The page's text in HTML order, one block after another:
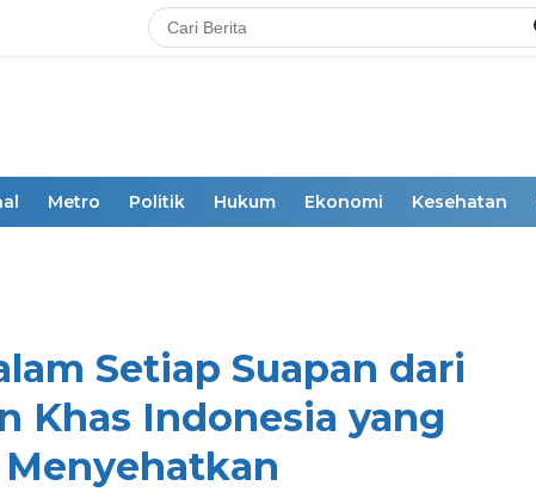
Metro Politik Hukum Ekonomi Kesehatan
Setiap Suapan dari
Khas Indonesia yang
Menyehatkan